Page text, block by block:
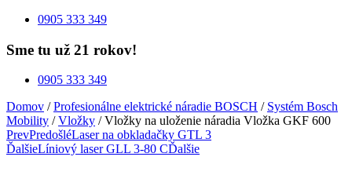
0905 333 349
Sme tu už 21 rokov!
0905 333 349
Domov /Profesionálne elektrické náradie BOSCH / Systém Bosch
Mobility /Vložky / Vložky na uloženie náradia Vložka GKF 600
PrevPredošléLaser na obkladačky GTL 3
ĎalšieLíniový laser GLL 3-80 CĎalšie